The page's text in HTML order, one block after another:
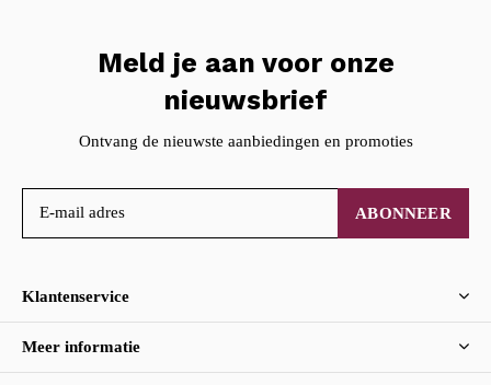
Meld je aan voor onze
nieuwsbrief
Ontvang de nieuwste aanbiedingen en promoties
ABONNEER
Klantenservice
Meer informatie